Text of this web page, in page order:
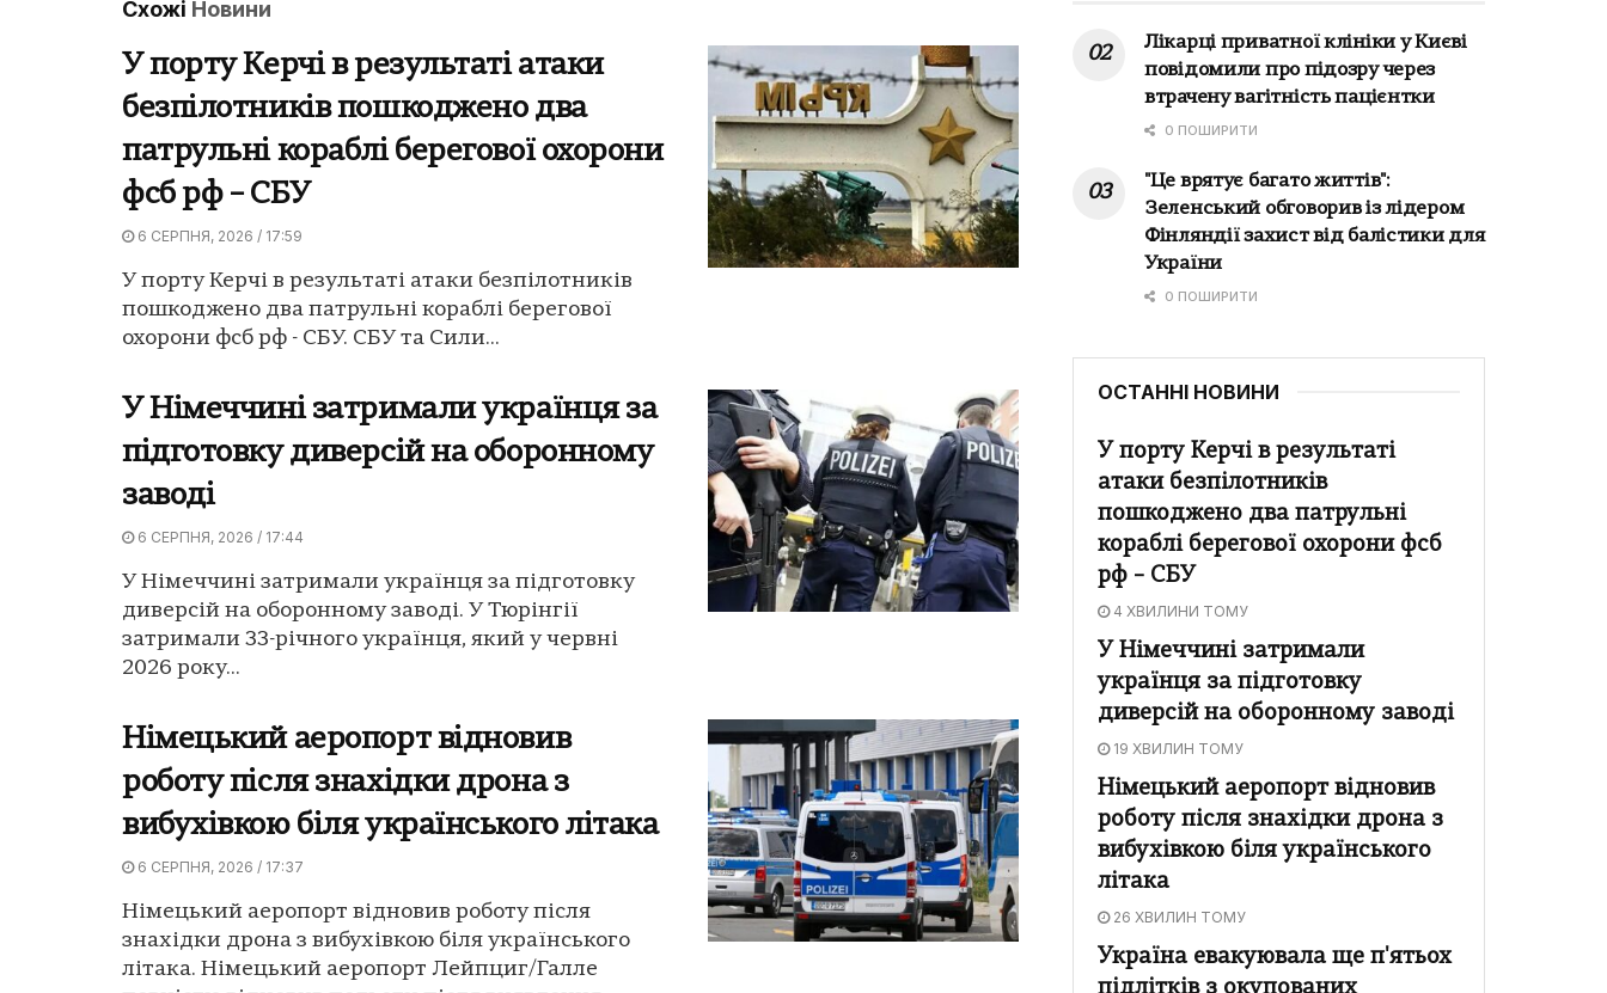
Схожі Новини
У порту Керчі в результаті атаки
безпілотників пошкоджено два
патрульні кораблі берегової охорони
фсб рф – СБУ
6 СЕРПНЯ, 2026 / 17:59
У порту Керчі в результаті атаки безпілотників
пошкоджено два патрульні кораблі берегової
охорони фсб рф - СБУ. СБУ та Сили...
У Німеччині затримали українця за
підготовку диверсій на оборонному
заводі
6 СЕРПНЯ, 2026 / 17:44
У Німеччині затримали українця за підготовку
диверсій на оборонному заводі. У Тюрінгії
затримали 33-річного українця, який у червні
2026 року...
Німецький аеропорт відновив
роботу після знахідки дрона з
вибухівкою біля українського літака
6 СЕРПНЯ, 2026 / 17:37
Німецький аеропорт відновив роботу після
знахідки дрона з вибухівкою біля українського
літака. Німецький аеропорт Лейпциг/Галле
Лікарці приватної клініки у Києві
повідомили про підозру через
втрачену вагітність пацієнтки
0 ПОШИРИТИ
"Це врятує багато життів":
Зеленський обговорив із лідером
Фінляндії захист від балістики для
України
0 ПОШИРИТИ
ОСТАННІ НОВИНИ
У порту Керчі в результаті
атаки безпілотників
пошкоджено два патрульні
кораблі берегової охорони фсб
рф – СБУ
4 ХВИЛИНИ ТОМУ
У Німеччині затримали
українця за підготовку
диверсій на оборонному заводі
19 ХВИЛИН ТОМУ
Німецький аеропорт відновив
роботу після знахідки дрона з
вибухівкою біля українського
літака
26 ХВИЛИН ТОМУ
Україна евакуювала ще п'ятьох